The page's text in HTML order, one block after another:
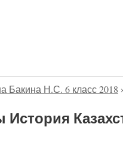
Бакина Н.С. 6 класс 2018 ›